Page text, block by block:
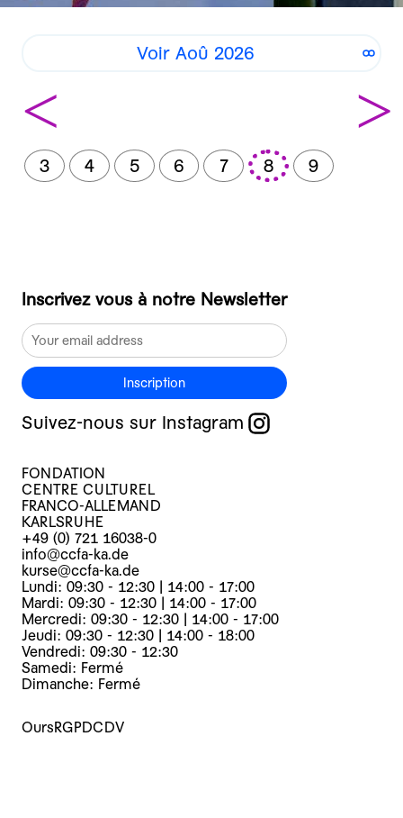
Voir Aoû 2026
< >
3 4 5 6 7 8 9
Inscrivez vous à notre Newsletter
Inscription
Suivez-nous sur Instagram
FONDATION
CENTRE CULTUREL
FRANCO-ALLEMAND
KARLSRUHE
+49 (0) 721 16038-0
info@ccfa-ka.de
kurse@ccfa-ka.de
Lundi: 09:30 - 12:30 | 14:00 - 17:00
Mardi: 09:30 - 12:30 | 14:00 - 17:00
Mercredi: 09:30 - 12:30 | 14:00 - 17:00
Jeudi: 09:30 - 12:30 | 14:00 - 18:00
Vendredi: 09:30 - 12:30
Samedi: Fermé
Dimanche: Fermé
OursRGPDCDV